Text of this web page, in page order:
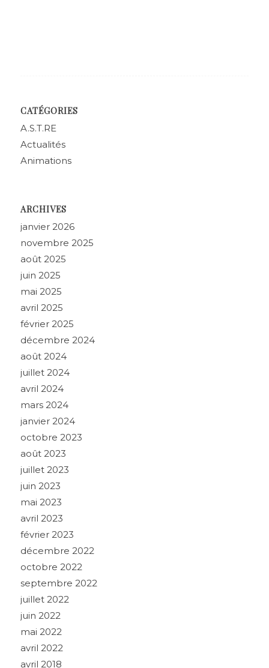
CATÉGORIES
A.S.T.RE
Actualités
Animations
ARCHIVES
janvier 2026
novembre 2025
août 2025
juin 2025
mai 2025
avril 2025
février 2025
décembre 2024
août 2024
juillet 2024
avril 2024
mars 2024
janvier 2024
octobre 2023
août 2023
juillet 2023
juin 2023
mai 2023
avril 2023
février 2023
décembre 2022
octobre 2022
septembre 2022
juillet 2022
juin 2022
mai 2022
avril 2022
avril 2018